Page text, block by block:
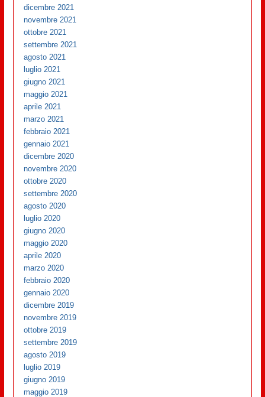
dicembre 2021
novembre 2021
ottobre 2021
settembre 2021
agosto 2021
luglio 2021
giugno 2021
maggio 2021
aprile 2021
marzo 2021
febbraio 2021
gennaio 2021
dicembre 2020
novembre 2020
ottobre 2020
settembre 2020
agosto 2020
luglio 2020
giugno 2020
maggio 2020
aprile 2020
marzo 2020
febbraio 2020
gennaio 2020
dicembre 2019
novembre 2019
ottobre 2019
settembre 2019
agosto 2019
luglio 2019
giugno 2019
maggio 2019